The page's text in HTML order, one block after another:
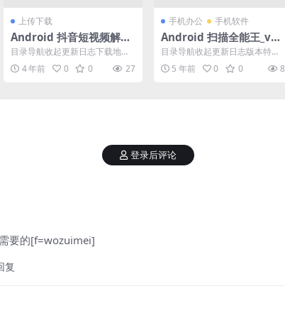
上传下载
Android 抖音短视频解析
去水印工具 v2.0.0
目录导航收起更新日志下载地址
目录导航收起更新日志下载地址
Android端 抖音短...
4 年前 0 0 27
手机办公 手机软件
Android 扫描全能王_v6.
5.5(2111250000) 解锁高
级版
目录导航收起更新日志版本特点
下载地址目录导航收起更新日志
版本特点下载地址扫描全能...
5 年前 0 0 8
登录后评论
要的[f=wozuimei]
复